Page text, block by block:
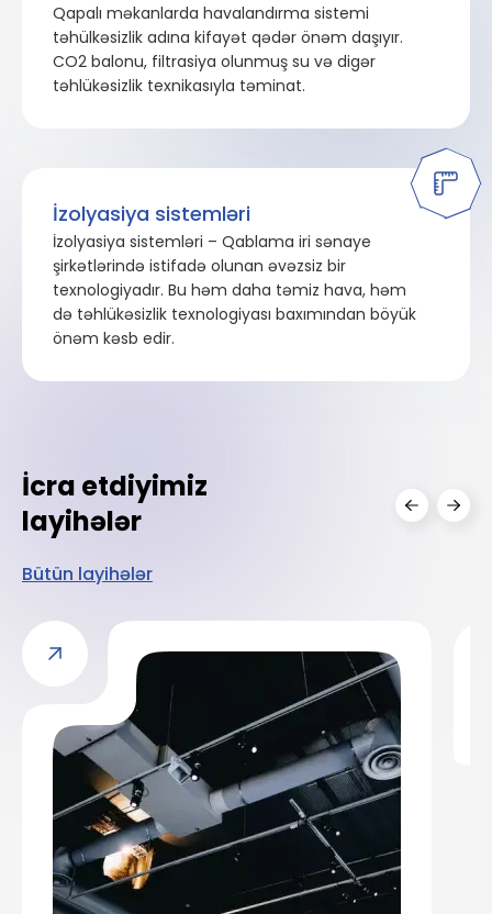
Qapalı məkanlarda havalandırma sistemi
təhülkəsizlik adına kifayət qədər önəm daşıyır.
CO2 balonu, filtrasiya olunmuş su və digər
təhlükəsizlik texnikasıyla təminat.
İzolyasiya sistemləri
İzolyasiya sistemləri – Qablama iri sənaye
şirkətlərində istifadə olunan əvəzsiz bir
texnologiyadır. Bu həm daha təmiz hava, həm
də təhlükəsizlik texnologiyası baxımından böyük
önəm kəsb edir.
İcra etdiyimiz
layihələr
Bütün layihələr